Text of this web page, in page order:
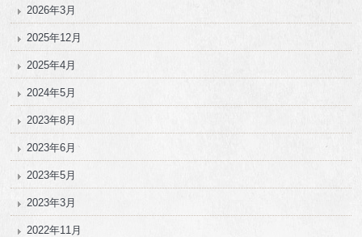
2026年3月
2025年12月
2025年4月
2024年5月
2023年8月
2023年6月
2023年5月
2023年3月
2022年11月